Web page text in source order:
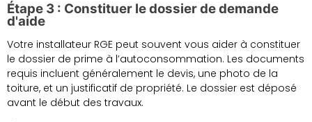
Étape 3 : Constituer le dossier de demande
d'aide
Votre installateur RGE peut souvent vous aider à constituer
le dossier de prime à l’autoconsommation. Les documents
requis incluent généralement le devis, une photo de la
toiture, et un justificatif de propriété. Le dossier est déposé
avant le début des travaux.